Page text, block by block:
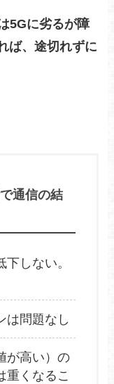
5Gに劣るが障
ば、途切れずに
通信の結
しない。
は問題なし
が高い）の
重くなるこ